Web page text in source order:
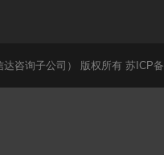
咨询子公司） 版权所有 苏ICP